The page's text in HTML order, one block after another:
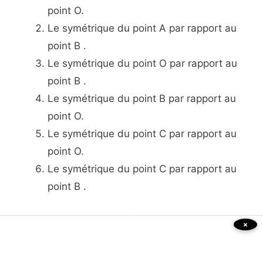
point O.
Le symétrique du point A par rapport au
point B .
Le symétrique du point O par rapport au
point B .
Le symétrique du point B par rapport au
point O.
Le symétrique du point C par rapport au
point O.
Le symétrique du point C par rapport au
point B .
×